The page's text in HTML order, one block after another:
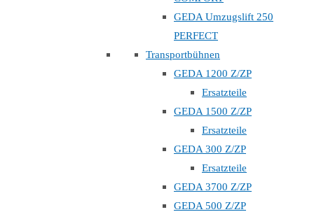
GEDA Umzugslift 250
PERFECT
Transportbühnen
GEDA 1200 Z/ZP
Ersatzteile
GEDA 1500 Z/ZP
Ersatzteile
GEDA 300 Z/ZP
Ersatzteile
GEDA 3700 Z/ZP
GEDA 500 Z/ZP